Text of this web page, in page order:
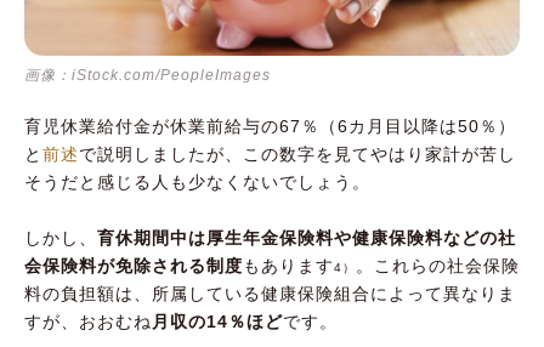
画像：iStock.com/PeopleImages
育児休業給付金が休業前給与の67％（6カ月目以降は50％）
と 前述で説明しましたが、この数字を見てやはり家計が苦し
そうだと感じる人も少なくないでしょう。
しかし、 育休期間中は厚生年金保険料や健康保険料などの社
会保険料が免除される制度もあります4）
。これらの社会保険
料の負担額は、所属している健康保険組合によって異なりま
すが、おおむね 月収の14％ほどです。